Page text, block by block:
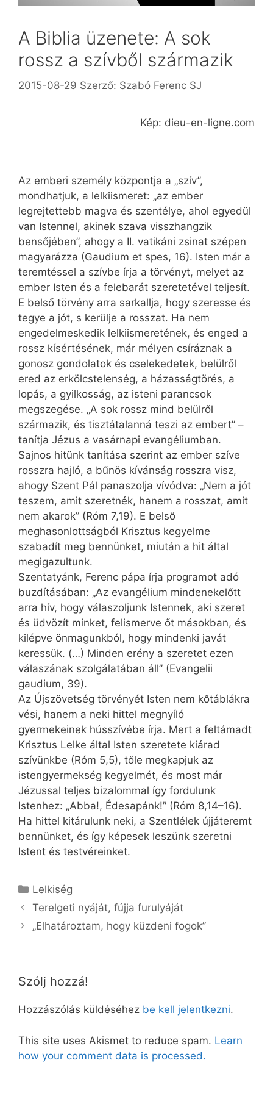
A Biblia üzenete: A sok
rossz a szívből származik
2015-08-29 Szerző: Szabó Ferenc SJ
Kép: dieu-en-ligne.com
Az emberi személy központja a „szív”,
mondhatjuk, a lelkiismeret: „az ember
legrejtettebb magva és szentélye, ahol egyedül
van Istennel, akinek szava visszhangzik
bensőjében”, ahogy a II. vatikáni zsinat szépen
magyarázza (Gaudium et spes, 16). Isten már a
teremtéssel a szívbe írja a törvényt, melyet az
ember Isten és a felebarát szeretetével teljesít.
E belső törvény arra sarkallja, hogy szeresse és
tegye a jót, s kerülje a rosszat. Ha nem
engedelmeskedik lelkiismeretének, és enged a
rossz kísértésének, már mélyen csíráznak a
gonosz gondolatok és cselekedetek, belülről
ered az erkölcstelenség, a házasságtörés, a
lopás, a gyilkosság, az isteni parancsok
megszegése. „A sok rossz mind belülről
származik, és tisztátalanná teszi az embert” –
tanítja Jézus a vasárnapi evangéliumban.
Sajnos hitünk tanítása szerint az ember szíve
rosszra hajló, a bűnös kívánság rosszra visz,
ahogy Szent Pál panaszolja vívódva: „Nem a jót
teszem, amit szeretnék, hanem a rosszat, amit
nem akarok” (Róm 7,19). E belső
meghasonlottságból Krisztus kegyelme
szabadít meg bennünket, miután a hit által
megigazultunk.
Szentatyánk, Ferenc pápa írja programot adó
buzdításában: „Az evangélium mindenek­előtt
arra hív, hogy válaszoljunk Istennek, aki szeret
és üdvözít minket, felismerve őt másokban, és
kilépve önmagunkból, hogy mindenki javát
keressük. (…) Minden erény a szeretet ezen
válaszának szolgálatában áll” (Evangelii
gaudium, 39).
Az Újszövetség törvényét Isten nem kőtáblákra
vési, hanem a neki hittel megnyíló
gyermekeinek hússzívébe írja. Mert a feltámadt
Krisztus Lelke által Isten szeretete kiárad
szívünkbe (Róm 5,5), tőle megkapjuk az
istengyermekség kegyelmét, és most már
Jézussal teljes bizalommal így fordulunk
Istenhez: „Abba!, Édesapánk!” (Róm 8,14–16).
Ha hittel kitárulunk neki, a Szentlélek újjáteremt
bennünket, és így képesek leszünk szeretni
Istent és testvéreinket.
Kategória
Lelkiség
Terelgeti nyáját, fújja furulyáját
„Elhatároztam, hogy küzdeni fogok”
Szólj hozzá!
Hozzászólás küldéséhez be kell jelentkezni.
This site uses Akismet to reduce spam. Learn
how your comment data is processed.